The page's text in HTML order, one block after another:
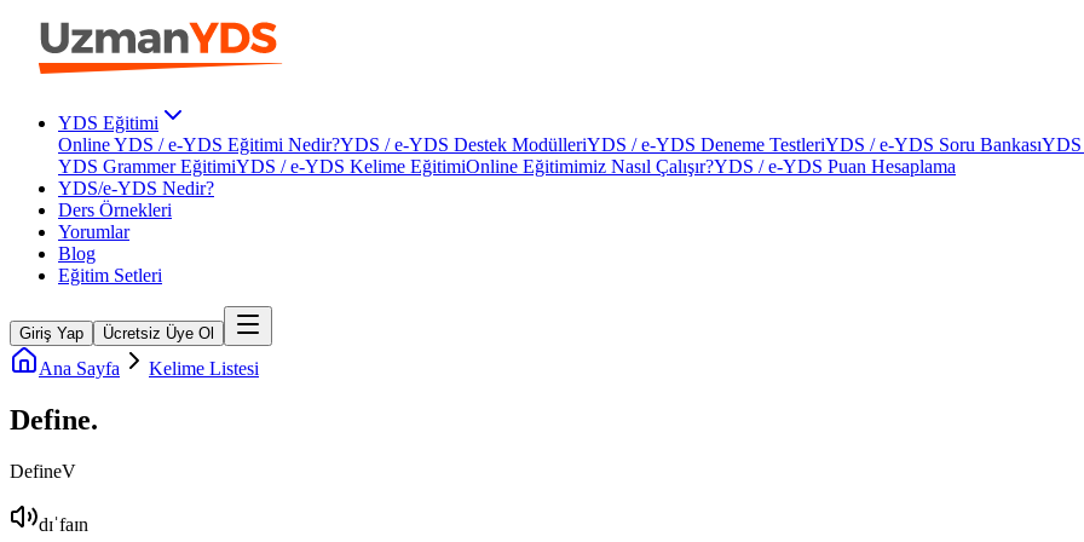
YDS Eğitimi
Online YDS / e-YDS Eğitimi Nedir?YDS / e-YDS Destek ModülleriYDS / e-YDS Deneme TestleriYDS / e-YDS Soru BankasıYDS
YDS Grammer EğitimiYDS / e-YDS Kelime EğitimiOnline Eğitimimiz Nasıl Çalışır?YDS / e-YDS Puan Hesaplama
YDS/e-YDS Nedir?
Ders Örnekleri
Yorumlar
Blog
Eğitim Setleri
Giriş Yap Ücretsiz Üye Ol
Ana Sayfa Kelime Listesi
Define.
DefineV
dɪˈfaɪn